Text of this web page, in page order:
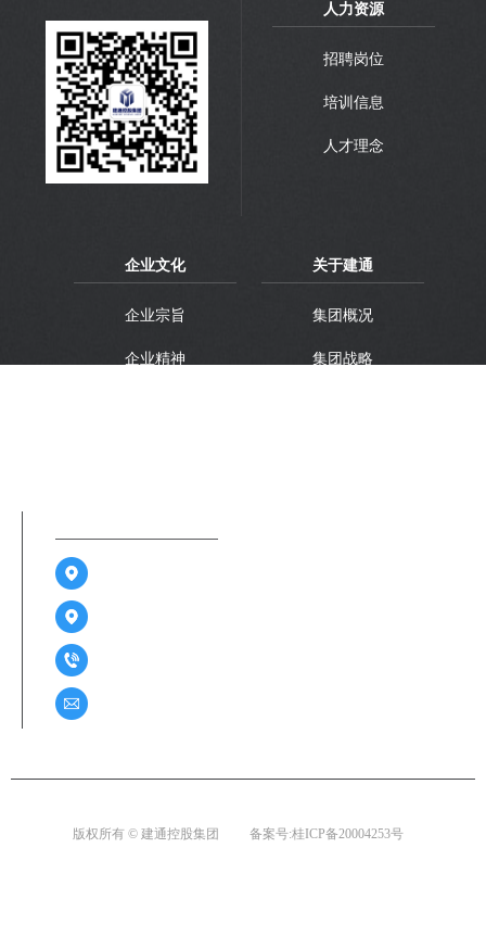
人力资源
招聘岗位
培训信息
人才理念
企业文化
企业宗旨
企业精神
关于建通
集团概况
集团战略
版权所有 © 建通控股集团 备案号:桂ICP备20004253号